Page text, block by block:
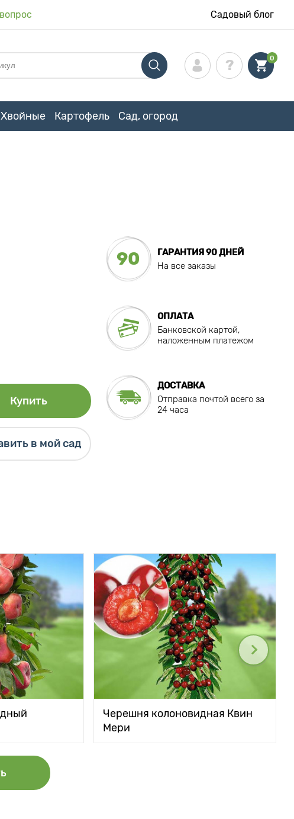
Садовый блог
0
Хвойные Картофель Сад, огород
Купить
в мой сад
90
ГАРАНТИЯ 90 ДНЕЙ
На все заказы
ОПЛАТА
Банковской картой,
наложенным платежом
ДОСТАВКА
Отправка почтой всего за
24 часа
Черешня колоновидная Квин
Мери